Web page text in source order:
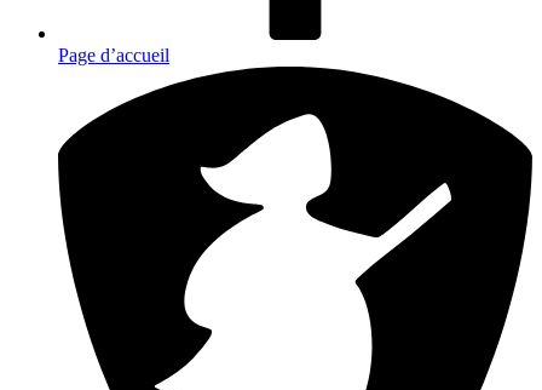
Page d’accueil